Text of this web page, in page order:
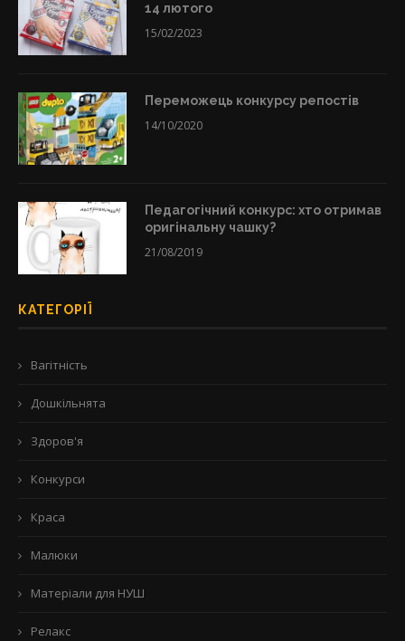
14 лютого
15/02/2023
Переможець конкурсу репостів
14/10/2020
Педагогічний конкурс: хто отримав
оригінальну чашку?
21/08/2019
КАТЕГОРІЇ
Вагітність
Дошкільнята
Здоров'я
Конкурси
Краса
Малюки
Матеріали для НУШ
Релакс